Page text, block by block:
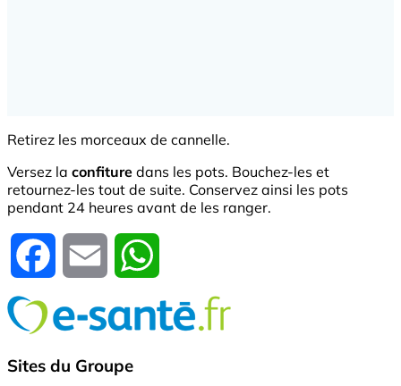
Retirez les morceaux de cannelle.
Versez la confiture dans les pots. Bouchez-les et
retournez-les tout de suite. Conservez ainsi les pots
pendant 24 heures avant de les ranger.
Facebook Email
Sites du Groupe